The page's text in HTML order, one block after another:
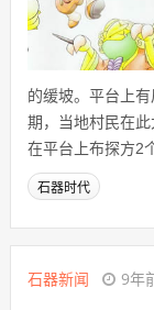
的缓坡。平台上
期，当地村民在此
在平台上布探方2
石器时代
石器新闻 9年